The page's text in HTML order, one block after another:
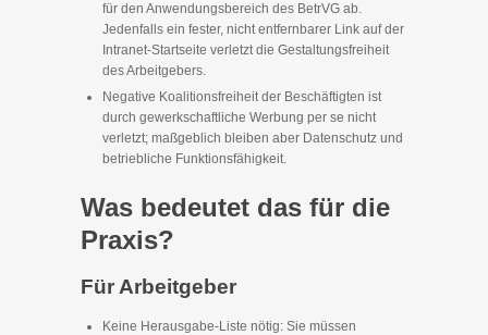
für den Anwendungsbereich des BetrVG ab.
Jedenfalls ein fester, nicht entfernbarer Link auf der
Intranet-Startseite verletzt die Gestaltungsfreiheit
des Arbeitgebers.
Negative Koalitionsfreiheit der Beschäftigten ist
durch gewerkschaftliche Werbung per se nicht
verletzt; maßgeblich bleiben aber Datenschutz und
betriebliche Funktionsfähigkeit.
Was bedeutet das für die
Praxis?
Für Arbeitgeber
Keine Herausgabe-Liste nötig: Sie müssen